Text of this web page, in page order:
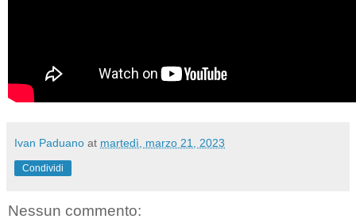
Ivan Paduano at martedì, marzo 21, 2023
Condividi
Nessun commento: